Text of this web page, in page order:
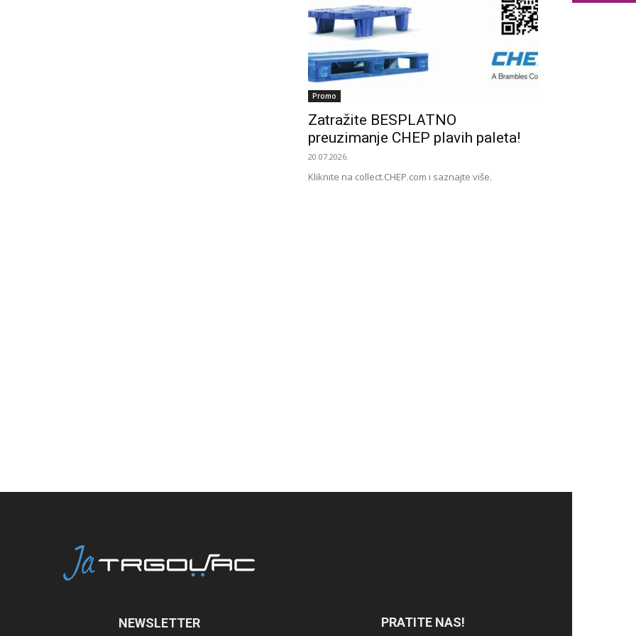
Promo
Zatražite BESPLATNO
preuzimanje CHEP plavih paleta!
20.07.2026.
Kliknite na collect.CHEP.com i saznajte više.
NEWSLETTER PRATITE NAS!